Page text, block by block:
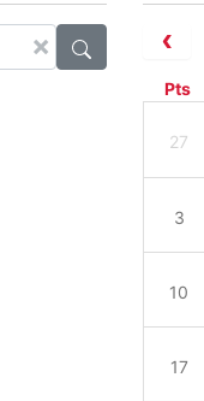
×
Pts
27
3
10
17